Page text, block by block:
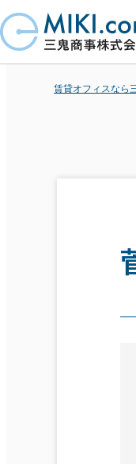
賃貸オフィスなら